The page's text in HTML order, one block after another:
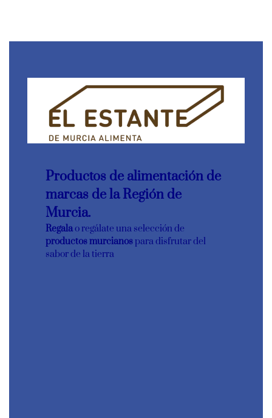
Productos de alimentación de
marcas de la Región de
Murcia.
Regalao regálate una selección de
productos murcianospara disfrutar del
sabor de la tierra